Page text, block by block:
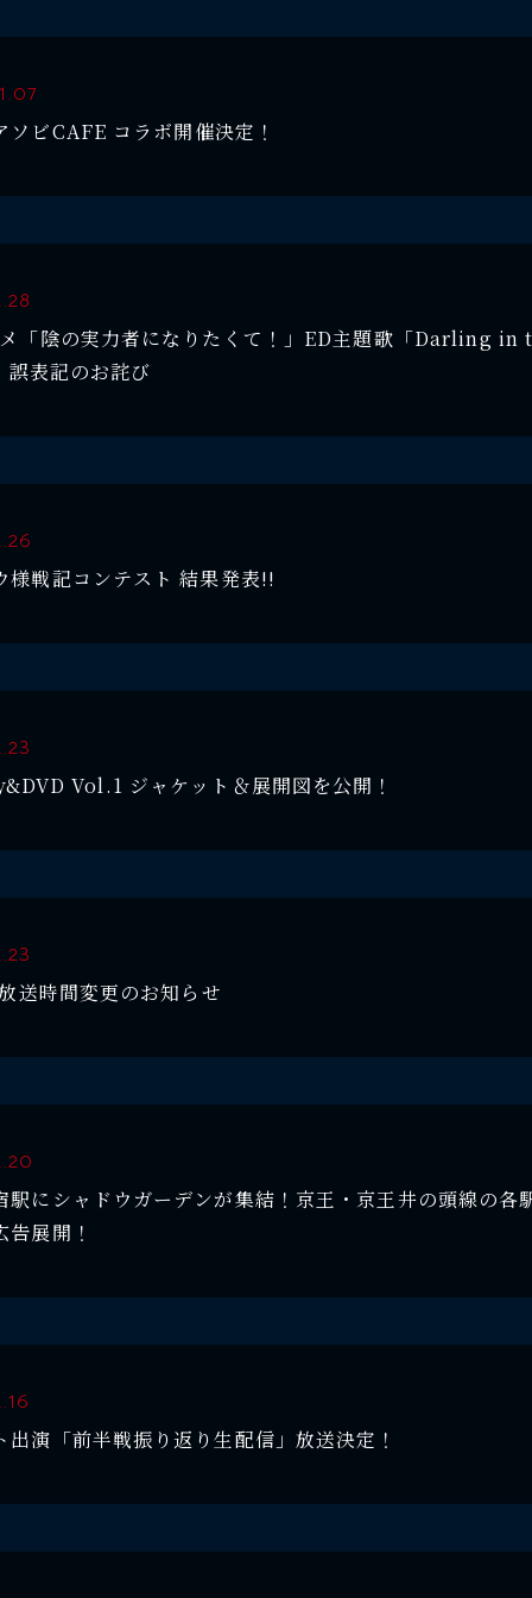
ビCAFE コラボ開催決定！
「陰の実力者になりたくて！」ED主題歌「Darling in
表記のお詫び
様戦記コンテスト 結果発表!!
Vol.1 ジャケット＆展開図を公開！
送時間変更のお知らせ
駅にシャドウガーデンが集結！京王・京王井の頭線の各
告展開！
出演「前半戦振り返り生配信」放送決定！